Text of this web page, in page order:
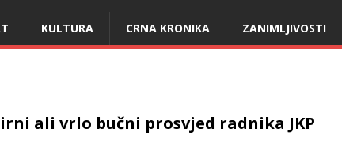
KULTURA CRNA KRONIKA ZANIMLJIVOSTI
ali vrlo bučni prosvjed radnika JKP